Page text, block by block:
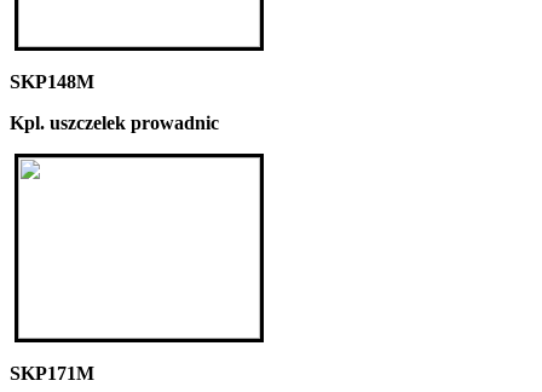
SKP148M
Kpl. uszczelek prowadnic
SKP171M